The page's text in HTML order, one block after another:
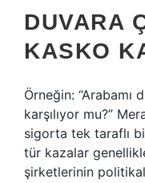
DUVARA
KASKO
Örneğin: “Arabamı
karşılıyor mu?”
sigorta tek taraflı
tür kazalar
şirketlerinin